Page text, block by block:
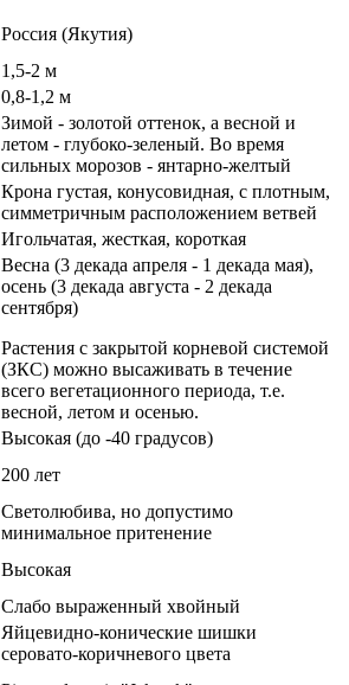
Россия (Якутия)
1,5-2 м
0,8-1,2 м
Зимой - золотой оттенок, а весной и
летом - глубоко-зеленый. Во время
сильных морозов - янтарно-желтый
Крона густая, конусовидная, с плотным,
симметричным расположением ветвей
Игольчатая, жесткая, короткая
Весна (3 декада апреля - 1 декада мая),
осень (3 декада августа - 2 декада
сентября)
Растения с закрытой корневой системой
(ЗКС) можно высаживать в течение
всего вегетационного периода, т.е.
весной, летом и осенью.
Высокая (до -40 градусов)
200 лет
Светолюбива, но допустимо
минимальное притенение
Высокая
Слабо выраженный хвойный
Яйцевидно-конические шишки
серовато-коричневого цвета